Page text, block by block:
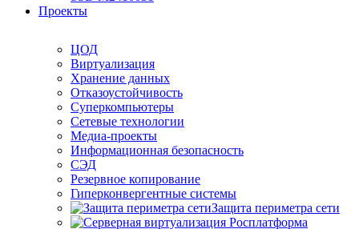
Проекты
ЦОД
Виртуализация
Хранение данных
Отказоустойчивость
Суперкомпьютеры
Сетевые технологии
Медиа-проекты
Информационная безопасность
СЭД
Резервное копирование
Гиперконвергентные системы
Защита периметра сети